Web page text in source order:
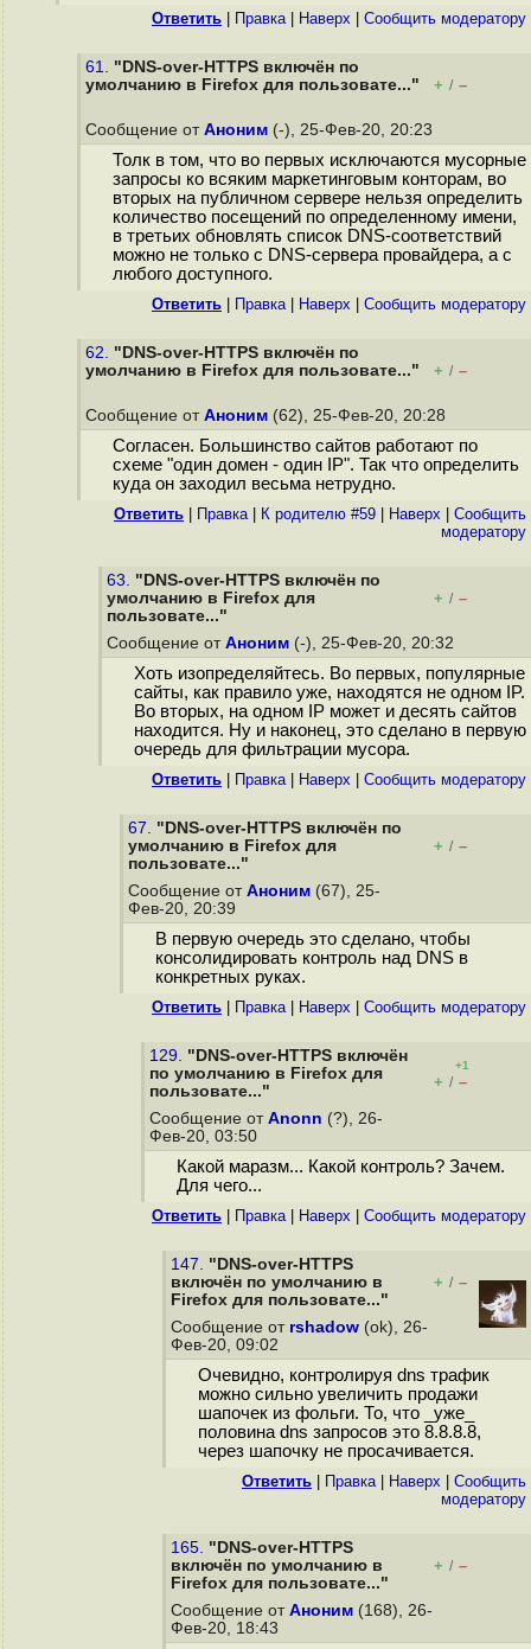
Ответить Правка| Наверх Cообщить модератору
61. "DNS-over-HTTPS включён по
умолчанию в Firefox для пользовате..."
+ / –
Сообщение от Аноним (-), 25-Фев-20, 20:23
Толк в том, что во первых исключаются мусорные
запросы ко всяким маркетинговым конторам, во
вторых на публичном сервере нельзя определить
количество посещений по определенному имени,
в третьих обновлять список DNS-соответствий
можно не только с DNS-сервера провайдера, а с
любого доступного.
Ответить Правка| Наверх Cообщить модератору
62. "DNS-over-HTTPS включён по
умолчанию в Firefox для пользовате..."
+ / –
Сообщение от Аноним (62), 25-Фев-20, 20:28
Согласен. Большинство сайтов работают по
схеме "один домен - один IP". Так что определить
куда он заходил весьма нетрудно.
Ответить Правка| К родителю #59 Наверх
Cообщить
модератору
63. "DNS-over-HTTPS включён по
умолчанию в Firefox для
пользовате..."
+ / –
Сообщение от Аноним (-), 25-Фев-20, 20:32
Хоть изопределяйтесь. Во первых, популярные
сайты, как правило уже, находятся не одном IP.
Во вторых, на одном IP может и десять сайтов
находится. Ну и наконец, это сделано в первую
очередь для фильтрации мусора.
Ответить Правка| Наверх Cообщить модератору
67. "DNS-over-HTTPS включён по
умолчанию в Firefox для
пользовате..."
+ / –
Сообщение от Аноним (67), 25-
Фев-20, 20:39
В первую очередь это сделано, чтобы
консолидировать контроль над DNS в
конкретных руках.
Ответить Правка| Наверх Cообщить модератору
129. "DNS-over-HTTPS включён
по умолчанию в Firefox для
пользовате..."
+1
+ / –
Сообщение от Anonn (?), 26-
Фев-20, 03:50
Какой маразм... Какой контроль? Зачем.
Для чего...
Ответить Правка| Наверх Cообщить модератору
147. "DNS-over-HTTPS
включён по умолчанию в
Firefox для пользовате..."
+ / –
Сообщение от rshadow (ok), 26-
Фев-20, 09:02
Очевидно, контролируя dns трафик
можно сильно увеличить продажи
шапочек из фольги. То, что _уже_
половина dns запросов это 8.8.8.8,
через шапочку не просачивается.
Ответить Правка| Наверх
Cообщить
модератору
165. "DNS-over-HTTPS
включён по умолчанию в
Firefox для пользовате..."
+ / –
Сообщение от Аноним (168), 26-
Фев-20, 18:43